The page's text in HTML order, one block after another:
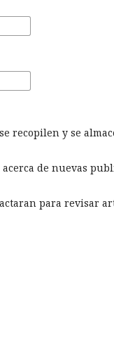
recopilen y se
de nuevas
para revisar